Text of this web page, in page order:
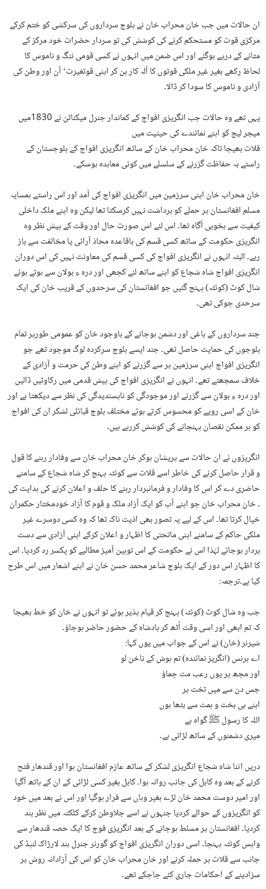
ان حالات میں جب خان محراب خان نے بلوچ سرداروں کی سرکشی کو ختم کرکے
مرکزی قوت کو مستحکم کرنے کی کوشش کی تو سردار حضرات خود مرکز کے
مٹانے کے درپے ہوگئے اور اس ضمن میں انہوں نے کسی قومی ننگ و ناموس کا
لحاظ رکھے بغیر غیر ملکی قوتوں کا آلہ کار بن کر اپنی قوتغیرت‘ آن اور وطن کی
آزادی و ناموس کا سودا کر ڈالا۔
یہی تھے وہ حالات جب انگریزی افواج کے کماندار جنرل میکناٹن نے 1830میں
میجر لیچ کو اپنے نمائندے کی حیثیت میں
قلات بھیجا تاکہ خان محراب خان کے ساتھ انگریزی افواج کے بلوچستان کے
راستے بہ حفاظت گزرنے کے سلسلے میں کوئی معاہدہ ہوسکے۔
خان محراب خان اپنی سرزمین میں انگریزی افواج کی آمد اور اس راستے ہمسایہ
مسلم افغانستان پر حملے کو برداشت نہیں کرسکتا تھا لیکن وہ اپنے ملک داخلی
کیفیت سے بخوبی آگاہ تھا۔ اس لئے اس صورت حال اور وقت کے پیش نظر وہ
انگریزی حکومت کے ساتھ کسی قسم کی باقاعدہ محاذ آرائی یا مخالفت سے باز
رہے۔ البتہ انہوں نے انگریزی افواج کی کسی قسم کی معاونت نہیں کی اس دوران
انگریزی افواج شاہ شجاع کو اپنے ساتھ لئے کچھی اور درہ ءِ بولان سے ہوتے ہوئے
شال کوٹ (کوئٹہ) پہنچ گئیں جو افغانستان کی سرحدوں کے قریب خان کی ایک
سرحدی چوکی تھی۔
چند سرداروں کے باغی اور دشمن ہوجانے کے باوجود خان کو عمومی طورپر تمام
بلوچوں کی حمایت حاصل تھی۔ چند ایسے بلوچ سرکردہ لوگ موجود تھے جو
انگریزی افواج اپنی سرزمین پر سے گزرنے کو اپنے وطن کی حرمت و آزادی کے
خلاف سمجھتے تھے۔ انہوں نے انگریزی افواج کی پیش قدمی میں رکاوٹیں ڈالیں
اور درہ ءِ بولان سے گزرنے اور موجودگی کو ناپسندیدگی کی نظر سے دیکھتا ہے اور
خان کے اسی رویے کو محسوس کرتے ہوئے مختلف بلوچ قبائلی لشکر ان کی افواج
کو ہر ممکن نقصان پہنچانے کی کوشش کررہے ہیں۔
انگریزوں نے ان حالات سے پریشان ہوکر خان محراب خان سے وفادار رہنے کا قول
و قرار حاصل کرنے کی خاطر اسے قلات سے کوئٹہ پہنچ کر شاہ شجاع کے سامنے
حاضری دے کر اس کا وفادار و فرمانبردار رہنے کا حلف و اعلان کرنے کی ہدایت کی
۔ خان محراب خان جو اپنے آپ کو ایک آزاد ملک و قوم کا آزاد خودمختار حکمران
خیال کرتا تھا۔ اس کے لیے یہ تصور بھی اذیت ناک تھا کہ وہ کسی دوسرے غیر
ملکی حاکم کے سامنے اپنی ماتحتی کا اظہار و اعلان کرکے اپنی آزادی سے دست
بردار ہوجائے لہٰذا اس نے حکومت کے اس توہین آمیز مطالبے کو یکسر رد کردیا۔ اس
کا اظہار اس دور کے ایک بلوچ شاعر محمد حسن خان نے اپنے اشعار میں اس طرح
کیا ہے۔ترجمہ:
جب وہ شال کوٹ (کوئٹہ) پہنچ کر قیام پذیر ہوئے تو انہوں نے خان کو خط بھیجا
کہ تم ابھی اور اسی وقت اُٹھ کر بادشاہ کے حضور حاضر ہوجاؤ۔
شیرنر (خان) نے اس کے جواب میں یوں کہا:
اے برنس (انگریز نمائندہ) تم ہوش کے ناخن لو
اور مجھ پر یوں رعب مت جماؤ
جس دن سے میں تخت پر
اپنے ہی بخت و ہمت سے بٹھا ہوں
اللہ کا رسول ﷺ گواہ ہے
میری دشمنوں کے ساتھ لڑائی ہے۔
دریں اثنا شاہ شجاع انگریزی لشکر کے ساتھ عازم افغانستان ہوا اور قندھار فتح
کرنے کے بعد وہ کابل کی جانب روانہ ہوا۔ کابل بغیر کسی لڑائی کے ان کے ہاتھ آگیا
اور امیر دوست محمد خان لڑے بغیر وہاں سے فرار ہوگیا اور اس نے بعد میں خود
کو انگریزوں کے حوالے کردیا جنہوں نے اسے جلاوطن کرکے کلکتہ میں نظر بند
کردیا۔ افغانستان پر مسلط ہوجانے کے بعد انگریزی فوج کا ایک حصہ قندھار سے
واپس کوئٹہ پہنچا۔ اسی دوران انگریزی افواج کو گورنر جنرل ہند لارڑاک لنپڈ کی
جانب سے قلات پر حملہ کرنے اور خان محراب خان کو اس کی آزادانہ روش پر
سزادینے کے احکامات جاری کئے جاچکے تھے۔